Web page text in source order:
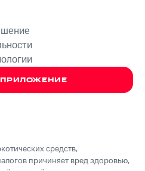
ПРИЛОЖЕНИЕ
средств,
причиняет вред здоровью,